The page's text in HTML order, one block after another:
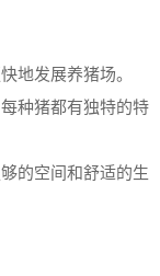
地发展养猪场。
种猪都有独特的特
的空间和舒适的生